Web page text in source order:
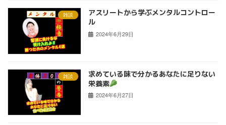
雑談
アスリートから学ぶメンタルコントロー
ル
2024年6月29日
雑談
求めている味で分かるあなたに足りない
栄養素
2024年6月27日